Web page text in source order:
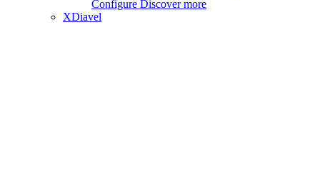
Configure Discover more
XDiavel